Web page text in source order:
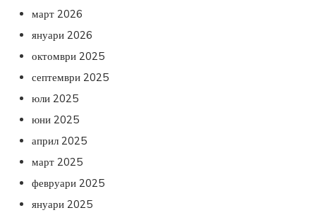
март 2026
януари 2026
октомври 2025
септември 2025
юли 2025
юни 2025
април 2025
март 2025
февруари 2025
януари 2025